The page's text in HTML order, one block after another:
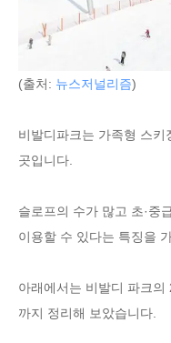
(출처: 뉴스저널리즘)
비발디파크는 가족형 스
곳입니다.
슬로프의 수가 많고 초·중
이용할 수 있다는 특징을
아래에서는 비발디 파크
까지 정리해 보았습니다.